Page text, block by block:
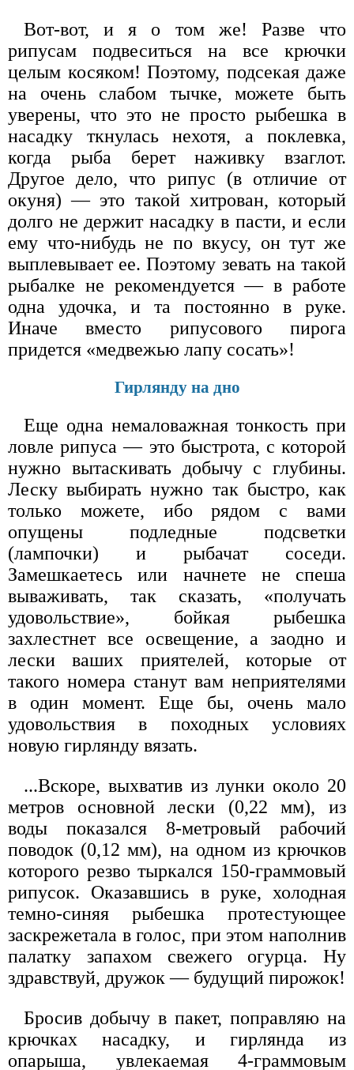
Вот-вот, и я о том же! Разве что
рипусам подвеситься на все крючки
целым косяком! Поэтому, подсекая даже
на очень слабом тычке, можете быть
уверены, что это не просто рыбешка в
насадку ткнулась нехотя, а поклевка,
когда рыба берет наживку взаглот.
Другое дело, что рипус (в отличие от
окуня) — это такой хитрован, который
долго не держит насадку в пасти, и если
ему что-нибудь не по вкусу, он тут же
выплевывает ее. Поэтому зевать на такой
рыбалке не рекомендуется — в работе
одна удочка, и та постоянно в руке.
Иначе вместо рипусового пирога
придется «медвежью лапу сосать»!
Гирлянду на дно
Еще одна немаловажная тонкость при
ловле рипуса — это быстрота, с которой
нужно вытаскивать добычу с глубины.
Леску выбирать нужно так быстро, как
только можете, ибо рядом с вами
опущены подледные подсветки
(лампочки) и рыбачат соседи.
Замешкаетесь или начнете не спеша
вываживать, так сказать, «получать
удовольствие», бойкая рыбешка
захлестнет все освещение, а заодно и
лески ваших приятелей, которые от
такого номера станут вам неприятелями
в один момент. Еще бы, очень мало
удовольствия в походных условиях
новую гирлянду вязать.
...Вскоре, выхватив из лунки около 20
метров основной лески (0,22 мм), из
воды показался 8-метровый рабочий
поводок (0,12 мм), на одном из крючков
которого резво тыркался 150-граммовый
рипусок. Оказавшись в руке, холодная
темно-синяя рыбешка протестующее
заскрежетала в голос, при этом наполнив
палатку запахом свежего огурца. Ну
здравствуй, дружок — будущий пирожок!
Бросив добычу в пакет, поправляю на
крючках насадку, и гирлянда из
опарыша, увлекаемая 4-граммовым